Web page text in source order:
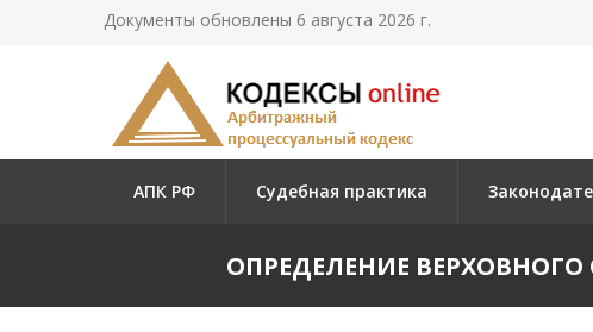
Документы обновлены 6 августа 2026 г.
АПК РФ Судебная практика
ОПРЕДЕЛЕНИЕ ВЕРХОВНОГО